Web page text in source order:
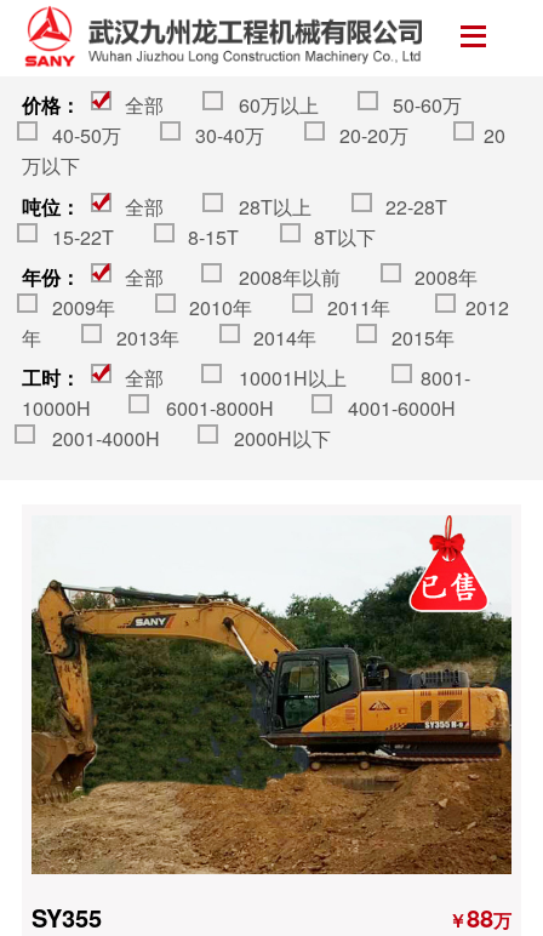
三一挖掘机
微型挖掘机
小型挖掘机
中型挖掘机
大型挖掘机
轮式挖掘机
装载机
服务支持
服务介绍
服务网点
技术知识
配件供应
油品
斗齿
滤芯
液压件
发动机散件
四轮一带
铲斗类
维修包
其他类
二手挖掘机
二手机
租赁机
破碎锤及属具
破碎锤
其他属具类
关于我们
公司介绍
公司荣誉
公司新闻
营销网络
联系我们
人力资源
价格： 全部 60万以上
50-60万
40-50万
30-40万 20-20万
20
万以下
吨位：
全部 28T以上
22-28T
15-22T
8-15T
8T以下
年份：
全部 2008年以前
2008年
2009年
2010年 2011年
2012
年
2013年 2014年
2015年
工时：
全部 10001H以上
8001-
10000H
6001-8000H
4001-6000H
2001-4000H
2000H以下
SY355 ￥88万